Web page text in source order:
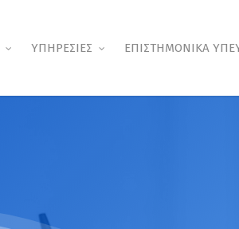
ΥΠΗΡΕΣΙΕΣ ΕΠΙΣΤΗΜΟΝΙΚΑ